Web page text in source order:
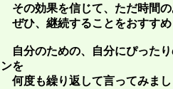
その効果を信じて、ただ時間
ぜひ、継続することをおすす
自分のための、自分にぴった
ンを
何度も繰り返して言ってみま